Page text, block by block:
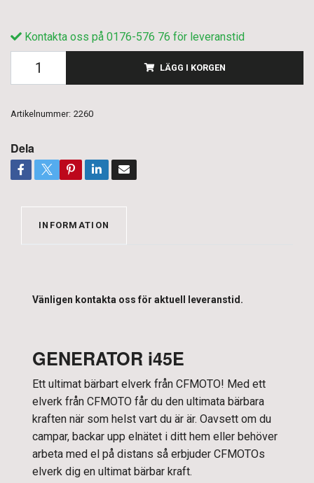
Kontakta oss på 0176-576 76 för leveranstid
LÄGG I KORGEN
Artikelnummer: 2260
Dela
INFORMATION
Vänligen kontakta oss för aktuell leveranstid.
GENERATOR i45E
Ett ultimat bärbart elverk från CFMOTO! Med ett
elverk från CFMOTO får du den ultimata bärbara
kraften när som helst vart du är är. Oavsett om du
campar, backar upp elnätet i ditt hem eller behöver
arbeta med el på distans så erbjuder CFMOTOs
elverk dig en ultimat bärbar kraft.